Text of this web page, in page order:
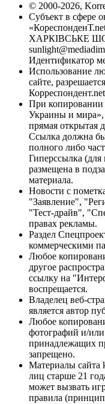
© 2000-2026,
Субъект в сфере
ХАРКІВСЬКЕ
Идентификатор
Использование
сайте,
При копировании
Украины и мира»,
прямая открытая
Ссылка должна
полного либо
Гиперссылка
размещена в
материала.
Новости с
"Заявление",
"Тест-драйв",
правах рекламы.
Раздел
коммерческими
Любое
другое
ссылку на
воспрещается.
Владелец веб-
является автор
Любое
фотографий и/или
принадлежащих
запрещено.
Материалы сайта
лиц старше 21
может вызвать
правила